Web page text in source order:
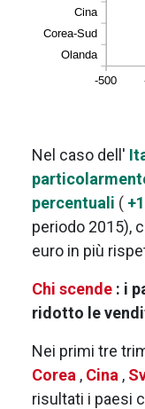
Nel caso dell'
percentuali (
periodo 2015),
euro in più
Chi scende : i
ridotto le
Nei primi tre
Corea , Cina ,
risultati i paesi